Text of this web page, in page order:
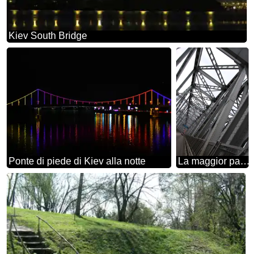
Kiev South Bridge
Ponte di piede di Kiev alla notte La maggior parte del ferro